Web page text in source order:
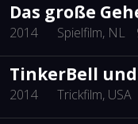
Das große
2014 Spielfilm, NL
TinkerBell
2014 Trickfilm, USA